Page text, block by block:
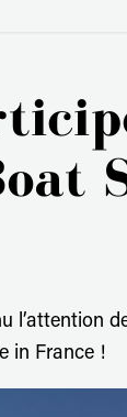
l’attention
in France !